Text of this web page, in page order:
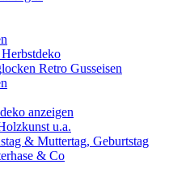
Retro Gusseisen
anzeigen
u.a.
& Muttertag, Geburtstag
& Co